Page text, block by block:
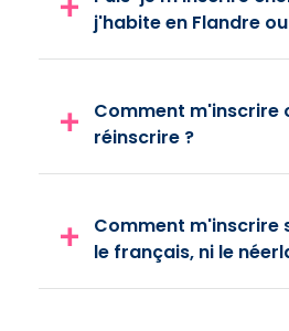
j'habite en Flandre
Comment m'inscrire
réinscrire ?
Comment m'inscrire
le français, ni le